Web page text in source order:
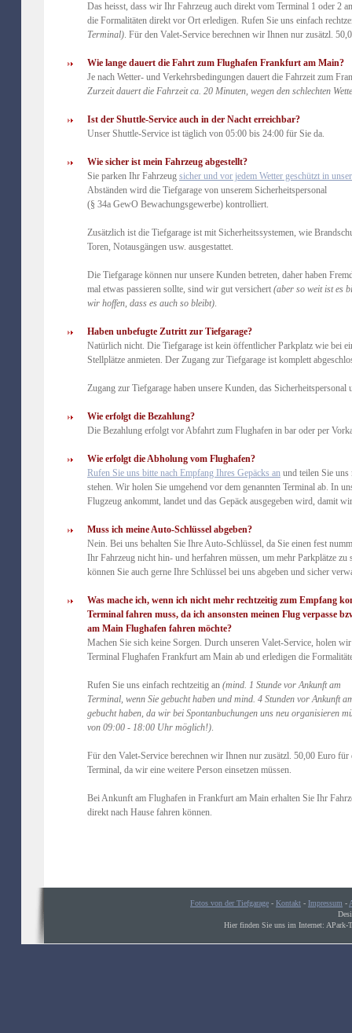
Das heisst, dass wir Ihr Fahrzeug auch direkt vom Terminal 1 oder 2
die Formalitäten direkt vor Ort erledigen. Rufen Sie uns einfach
Terminal). Für den Valet-Service berechnen wir Ihnen nur zusätzl.
Wie lange dauert die Fahrt zum Flughafen Frankfurt am Main?
Je nach Wetter- und Verkehrsbedingungen dauert die Fahrzeit zum
Zurzeit dauert die Fahrzeit ca. 20 Minuten, wegen den schlechten
Ist der Shuttle-Service auch in der Nacht erreichbar?
Unser Shuttle-Service ist täglich von 05:00 bis 24:00 für Sie da.
Wie sicher ist mein Fahrzeug abgestellt?
Sie parken Ihr Fahrzeug sicher und vor jedem Wetter geschützt in
Abständen wird die Tiefgarage von unserem Sicherheitspersonal
(§ 34a GewO Bewachungsgewerbe) kontrolliert.
Zusätzlich ist die Tiefgarage ist mit Sicherheitssystemen, wie
Toren, Notausgängen usw. ausgestattet.
Die Tiefgarage können nur unsere Kunden betreten, daher haben
mal etwas passieren sollte, sind wir gut versichert (aber so weit ist es
wir hoffen, dass es auch so bleibt).
Haben unbefugte Zutritt zur Tiefgarage?
Natürlich nicht. Die Tiefgarage ist kein öffentlicher Parkplatz wie bei
Stellplätze anmieten. Der Zugang zur Tiefgarage ist komplett
Zugang zur Tiefgarage haben unsere Kunden, das Sicherheitspersonal
Wie erfolgt die Bezahlung?
Die Bezahlung erfolgt vor Abfahrt zum Flughafen in bar oder per
Wie erfolgt die Abholung vom Flughafen?
Rufen Sie uns bitte nach Empfang Ihres Gepäcks an und teilen Sie
stehen. Wir holen Sie umgehend vor dem genannten Terminal ab. In
Flugzeug ankommt, landet und das Gepäck ausgegeben wird, damit
Muss ich meine Auto-Schlüssel abgeben?
Nein. Bei uns behalten Sie Ihre Auto-Schlüssel, da Sie einen fest
Ihr Fahrzeug nicht hin- und herfahren müssen, um mehr Parkplätze zu
können Sie auch gerne Ihre Schlüssel bei uns abgeben und sicher
Was mache ich, wenn ich nicht mehr rechtzeitig zum Empfang
Terminal fahren muss, da ich ansonsten meinen Flug verpasse
am Main Flughafen fahren möchte?
Machen Sie sich keine Sorgen. Durch unseren Valet-Service, holen
Terminal Flughafen Frankfurt am Main ab und erledigen die
Rufen Sie uns einfach rechtzeitig an (mind. 1 Stunde vor Ankunft am
Terminal, wenn Sie gebucht haben und mind. 4 Stunden vor Ankunft
gebucht haben, da wir bei Spontanbuchungen uns neu organisieren
von 09:00 - 18:00 Uhr möglich!).
Für den Valet-Service berechnen wir Ihnen nur zusätzl. 50,00 Euro
Terminal, da wir eine weitere Person einsetzen müssen.
Bei Ankunft am Flughafen in Frankfurt am Main erhalten Sie Ihr
direkt nach Hause fahren können.
Fotos von der Tiefgarage - Kontakt - Impressum -
Hier finden Sie uns im Internet: APark-